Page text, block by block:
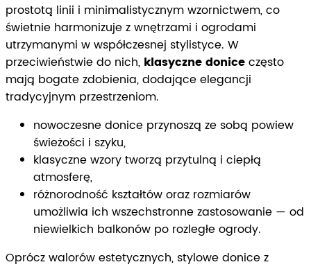
prostotą linii i minimalistycznym wzornictwem, co
świetnie harmonizuje z wnętrzami i ogrodami
utrzymanymi w współczesnej stylistyce. W
przeciwieństwie do nich, klasyczne doniceczęsto
mają bogate zdobienia, dodające elegancji
tradycyjnym przestrzeniom.
nowoczesne donice przynoszą ze sobą powiew
świeżości i szyku,
klasyczne wzory tworzą przytulną i ciepłą
atmosferę,
różnorodność kształtów oraz rozmiarów
umożliwia ich wszechstronne zastosowanie — od
niewielkich balkonów po rozległe ogrody.
Oprócz walorów estetycznych, stylowe donice z